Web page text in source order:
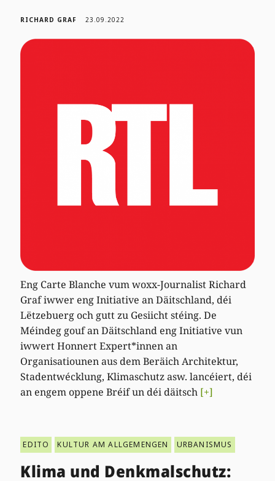
RICHARD GRAF 23.09.2022
Eng Carte Blanche vum woxx-Journalist Richard
Graf iwwer eng Initiative an Däitschland, déi
Lëtzebuerg och gutt zu Gesiicht stéing. De
Méindeg gouf an Däitschland eng Initiative vun
iwwert Honnert Expert*innen an
Organisatiounen aus dem Beräich Architektur,
Stadentwécklung, Klimaschutz asw. lancéiert, déi
an engem oppene Bréif un déi däitsch [+]
EDITO KULTUR AM ALLGEMENGEN URBANISMUS
Klima und Denkmalschutz: